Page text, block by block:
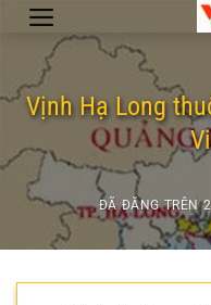
Chuyển
dungVịnh Hạ Long
ĐÃ ĐĂNG TRÊN